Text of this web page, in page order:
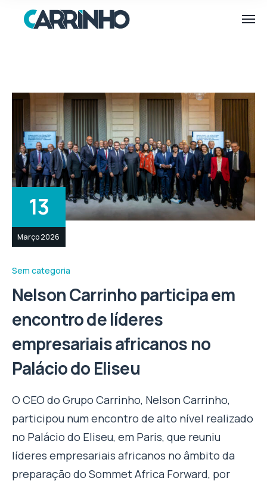
13
Março 2026
Sem categoria
Nelson Carrinho participa em
encontro de líderes
empresariais africanos no
Palácio do Eliseu
O CEO do Grupo Carrinho, Nelson Carrinho,
participou num encontro de alto nível realizado
no Palácio do Eliseu, em Paris, que reuniu
líderes empresariais africanos no âmbito da
preparação do Sommet Africa Forward, por